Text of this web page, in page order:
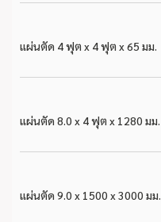
แผ่นตัด 4 ฟุต x 4 ฟุต x 65 มม.
แผ่นตัด 8.0 x 4 ฟุต x 1280 มม.
แผ่นตัด 9.0 x 1500 x 3000 มม.